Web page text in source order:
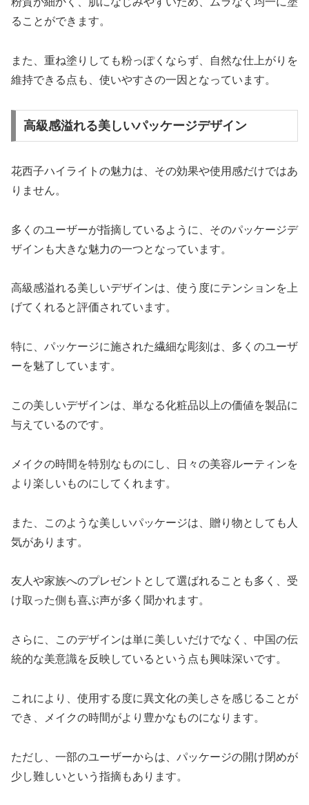
ることができます。
また、重ね塗りしても粉っぽくならず、自然な仕上がりを
維持できる点も、使いやすさの一因となっています。
高級感溢れる美しいパッケージデザイン
花西子ハイライトの魅力は、その効果や使用感だけではあ
りません。
多くのユーザーが指摘しているように、そのパッケージデ
ザインも大きな魅力の一つとなっています。
高級感溢れる美しいデザインは、使う度にテンションを上
げてくれると評価されています。
特に、パッケージに施された繊細な彫刻は、多くのユーザ
ーを魅了しています。
この美しいデザインは、単なる化粧品以上の価値を製品に
与えているのです。
メイクの時間を特別なものにし、日々の美容ルーティンを
より楽しいものにしてくれます。
また、このような美しいパッケージは、贈り物としても人
気があります。
友人や家族へのプレゼントとして選ばれることも多く、受
け取った側も喜ぶ声が多く聞かれます。
さらに、このデザインは単に美しいだけでなく、中国の伝
統的な美意識を反映しているという点も興味深いです。
これにより、使用する度に異文化の美しさを感じることが
でき、メイクの時間がより豊かなものになります。
ただし、一部のユーザーからは、パッケージの開け閉めが
少し難しいという指摘もあります。